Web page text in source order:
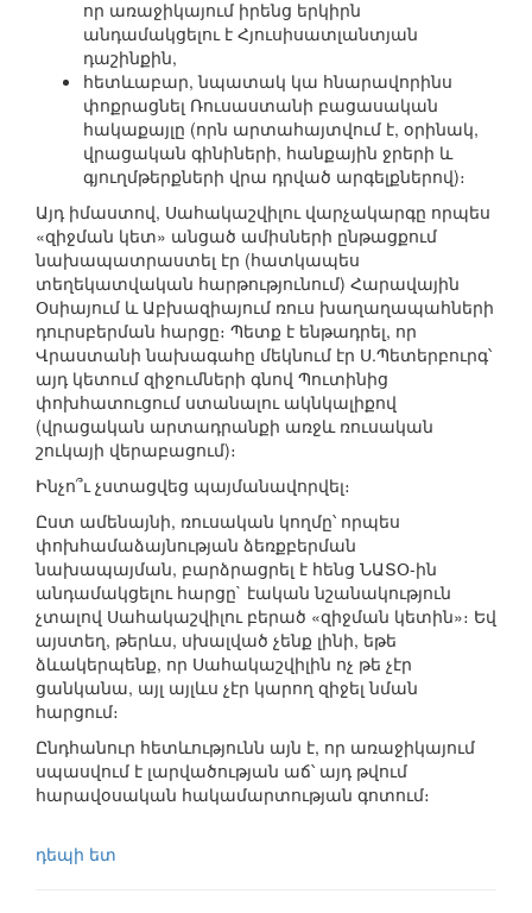
որ առաջիկայում իրենց երկիրն
անդամակցելու է Հյուսիսատլանտյան
դաշինքին,
հետևաբար, նպատակ կա հնարավորինս
փոքրացնել Ռուսաստանի բացասական
հակաքայլը (որն արտահայտվում է, օրինակ,
վրացական գինիների, հանքային ջրերի և
գյուղմթերքների վրա դրված արգելքներով)։
Այդ իմաստով, Սահակաշվիլու վարչակարգը որպես
«զիջման կետ» անցած ամիսների ընթացքում
նախապատրաստել էր (հատկապես
տեղեկատվական հարթությունում) Հարավային
Օսիայում և Աբխազիայում ռուս խաղաղապահների
դուրսբերման հարցը։ Պետք է ենթադրել, որ
Վրաստանի նախագահը մեկնում էր Ս.Պետերբուրգ՝
այդ կետում զիջումների գնով Պուտինից
փոխհատուցում ստանալու ակնկալիքով
(վրացական արտադրանքի առջև ռուսական
շուկայի վերաբացում)։
Ինչո՞ւ չստացվեց պայմանավորվել։
Ըստ ամենայնի, ռուսական կողմը՝ որպես
փոխհամաձայնության ձեռքբերման
նախապայման, բարձրացրել է հենց ՆԱՏՕ-ին
անդամակցելու հարցը` էական նշանակություն
չտալով Սահակաշվիլու բերած «զիջման կետին»։ Եվ
այստեղ, թերևս, սխալված չենք լինի, եթե
ձևակերպենք, որ Սահակաշվիլին ոչ թե չէր
ցանկանա, այլ այլևս չէր կարող զիջել նման
հարցում։
Ընդհանուր հետևությունն այն է, որ առաջիկայում
սպասվում է լարվածության աճ՝ այդ թվում
հարավօսական հակամարտության գոտում։
դեպի ետ